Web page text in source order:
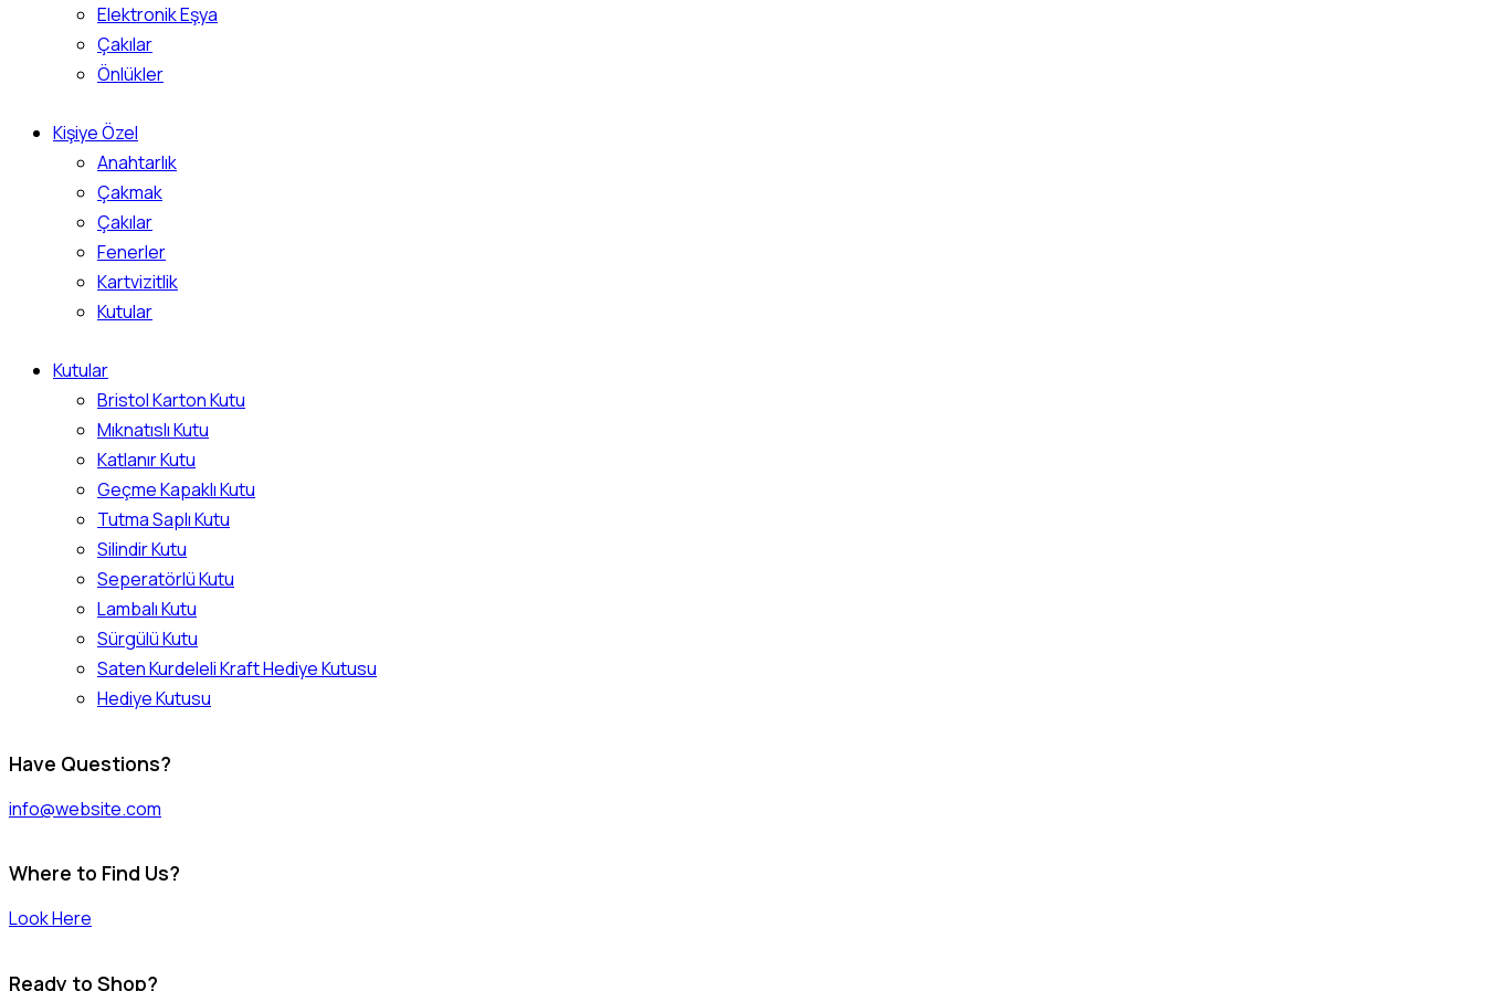
Elektronik Eşya
Çakılar
Önlükler
Kişiye Özel
Anahtarlık
Çakmak
Çakılar
Fenerler
Kartvizitlik
Kutular
Kutular
Bristol Karton Kutu
Mıknatıslı Kutu
Katlanır Kutu
Geçme Kapaklı Kutu
Tutma Saplı Kutu
Silindir Kutu
Seperatörlü Kutu
Lambalı Kutu
Sürgülü Kutu
Saten Kurdeleli Kraft Hediye Kutusu
Hediye Kutusu
instagram
facebook
twitter-
Have Questions?
info@website.com
Where to Find Us?
Look Here
Ready to Shop?